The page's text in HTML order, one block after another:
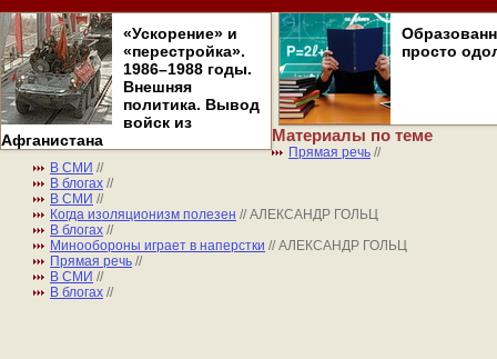
«Ускорение» и
«перестройка».
1986–1988 годы.
Внешняя
политика. Вывод
войск из
Афганистана
просто
Материалы по теме
Прямая речь //
В СМИ //
В блогах //
В СМИ //
Когда изоляционизм полезен // АЛЕКСАНДР ГОЛЬЦ
В блогах //
Минообороны играет в наперстки // АЛЕКСАНДР ГОЛЬЦ
Прямая речь //
В СМИ //
В блогах //